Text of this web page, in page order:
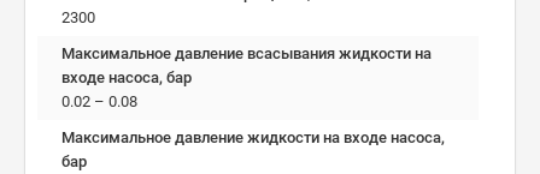
2300
Максимальное давление всасывания жидкости на
входе насоса, бар
0.02 – 0.08
Максимальное давление жидкости на входе насоса,
бар